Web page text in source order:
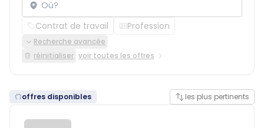
Contrat de travail Profession
Recherche avancée
réinitialiser voir toutes les offres
offres disponibles les plus pertinents